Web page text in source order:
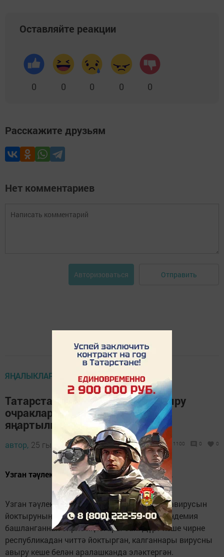
Оставляйте реакции
0 0 0 0 0
Расскажите друзьям
Нет комментариев
Авторизоваться Отправить
ЯҢАЛЫКЛАР
Татарстанда коронавирус йоктыру
очраклары буенча антирекорд
яңартылган
автор, 25 гыйнвар 2022 - 13:29 1100 0 0
Узган тәүлектә 348 кешедә ковид табылган.
Узган тәүлектә Татарстанда Covid-19 коронавирусын
йоктыруның 348 очрагы ачыкланган. Бу пандемия
башланганнан бирле иң югары сан. Дүрт кеше чирне
республикадан читтә йоктырган, калганнары вирусны
авыру кеше белән аралашканда эләктергән.